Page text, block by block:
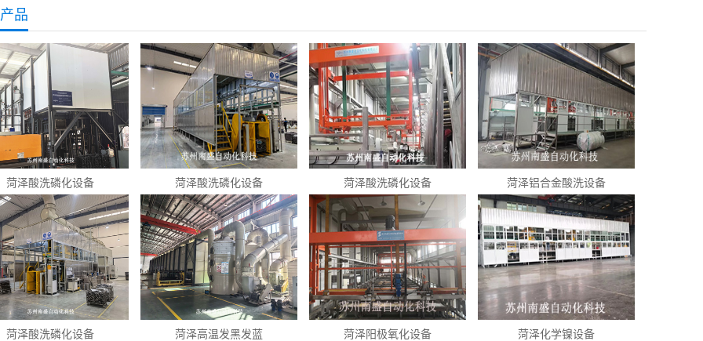
品
菏泽酸洗磷化设备 菏泽酸洗磷化设备 菏泽酸洗磷化设备 菏泽铝合金酸洗设备
菏泽酸洗磷化设备 菏泽高温发黑发蓝 菏泽阳极氧化设备 菏泽化学镍设备